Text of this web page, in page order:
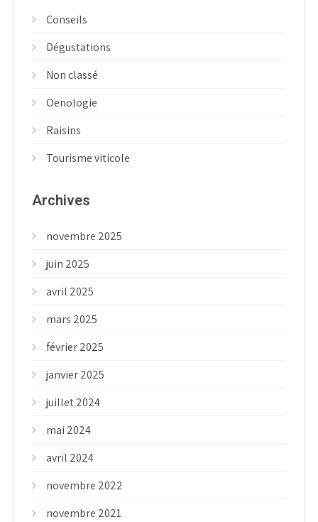
Conseils
Dégustations
Non classé
Oenologie
Raisins
Tourisme viticole
Archives
novembre 2025
juin 2025
avril 2025
mars 2025
février 2025
janvier 2025
juillet 2024
mai 2024
avril 2024
novembre 2022
novembre 2021